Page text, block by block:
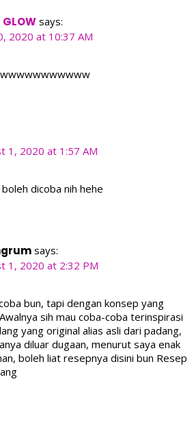
GLOW says:
2020 at 10:37 AM
1, 2020 at 1:57 AM
dicoba nih hehe
says:
1, 2020 at 2:32 PM
bun, tapi dengan konsep yang
sih mau coba-coba terinspirasi
yang original alias asli dari padang,
diluar dugaan, menurut saya enak
boleh liat resepnya disini bun Resep